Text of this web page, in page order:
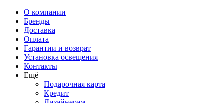
О компании
Бренды
Доставка
Оплата
Гарантии и возврат
Установка освещения
Контакты
Ещё
Подарочная карта
Кредит